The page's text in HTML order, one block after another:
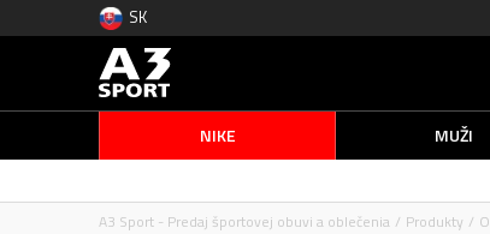
SK
NIKE MUŽI
A3 Sport - Predaj športovej obuvi a oblečenia
Produkty